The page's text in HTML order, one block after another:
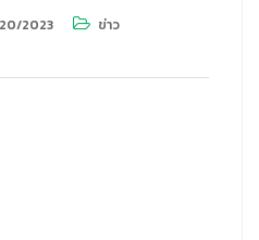
20/2023
ข่าว